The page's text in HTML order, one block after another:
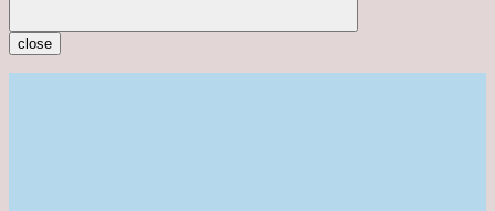
close